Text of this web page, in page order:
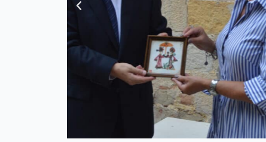
Previous